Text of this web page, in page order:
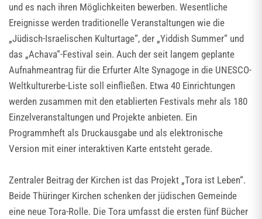
und es nach ihren Möglichkeiten bewerben. Wesentliche
Ereignisse werden traditionelle Veranstaltungen wie die
„Jüdisch-Israelischen Kulturtage“, der „Yiddish Summer“ und
das „Achava“-Festival sein. Auch der seit langem geplante
Aufnahmeantrag für die Erfurter Alte Synagoge in die UNESCO-
Weltkulturerbe-Liste soll einfließen. Etwa 40 Einrichtungen
werden zusammen mit den etablierten Festivals mehr als 180
Einzelveranstaltungen und Projekte anbieten. Ein
Programmheft als Druckausgabe und als elektronische
Version mit einer interaktiven Karte entsteht gerade.
Zentraler Beitrag der Kirchen ist das Projekt „Tora ist Leben“.
Beide Thüringer Kirchen schenken der jüdischen Gemeinde
eine neue Tora-Rolle. Die Tora umfasst die ersten fünf Bücher